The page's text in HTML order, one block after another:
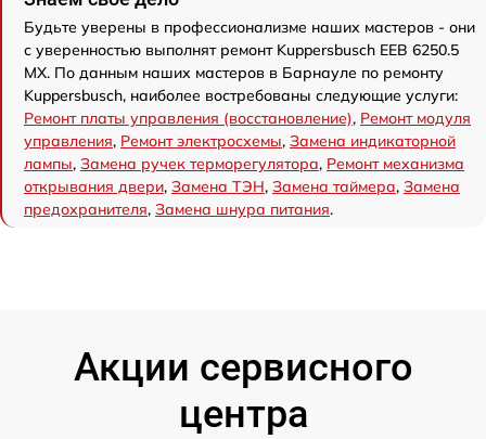
Будьте уверены в профессионализме наших мастеров - они
с уверенностью выполнят ремонт Kuppersbusch EEB 6250.5
MX. По данным наших мастеров в Барнауле по ремонту
Kuppersbusch, наиболее востребованы следующие услуги:
Ремонт платы управления (восстановление), Ремонт модуля
управления, Ремонт электросхемы, Замена индикаторной
лампы, Замена ручек терморегулятора, Ремонт механизма
открывания двери, Замена ТЭН, Замена таймера, Замена
предохранителя, Замена шнура питания.
Акции сервисного
центра